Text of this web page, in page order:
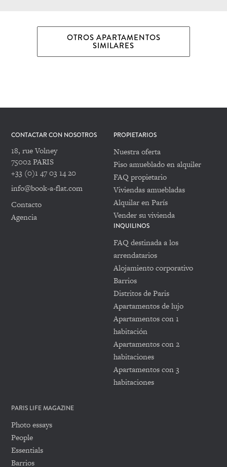
OTROS APARTAMENTOS
SIMILARES
CONTACTAR CON NOSOTROS
18, rue Volney
75002 PARIS
+33 (0)1 47 03 14 20
info@book-a-flat.com
Contacto
Agencia
PROPIETARIOS
Nuestra oferta
Piso amueblado en alquiler
FAQ propietario
Viviendas amuebladas
Alquilar en París
Vender su vivienda
INQUILINOS
FAQ destinada a los
arrendatarios
Alojamiento corporativo
Barrios
Distritos de Paris
Apartamentos de lujo
Apartamentos con 1
habitación
Apartamentos con 2
habitaciones
Apartamentos con 3
habitaciones
PARIS LIFE MAGAZINE
Photo essays
People
Essentials
Barrios